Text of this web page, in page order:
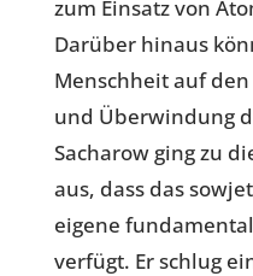
zum Einsatz von
Darüber hinaus
Mensch­heit auf
und Über­win­dung
Sach­a­row ging zu
aus, dass das
eigene
verfügt. Er schlug